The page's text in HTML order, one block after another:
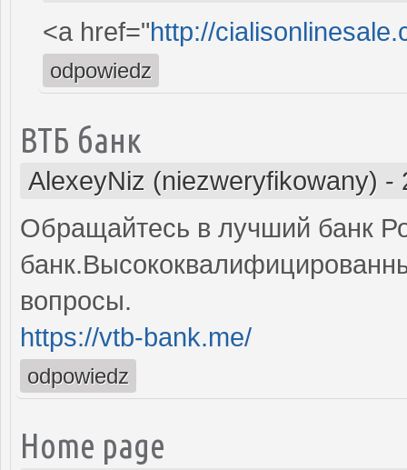
<a href="http://
odpowiedz
ВТБ банк
AlexeyNiz (niezweryfikowany) -
Обращайтесь в лучший банк
вопросы.
https://vtb-bank.me/
odpowiedz
Home page